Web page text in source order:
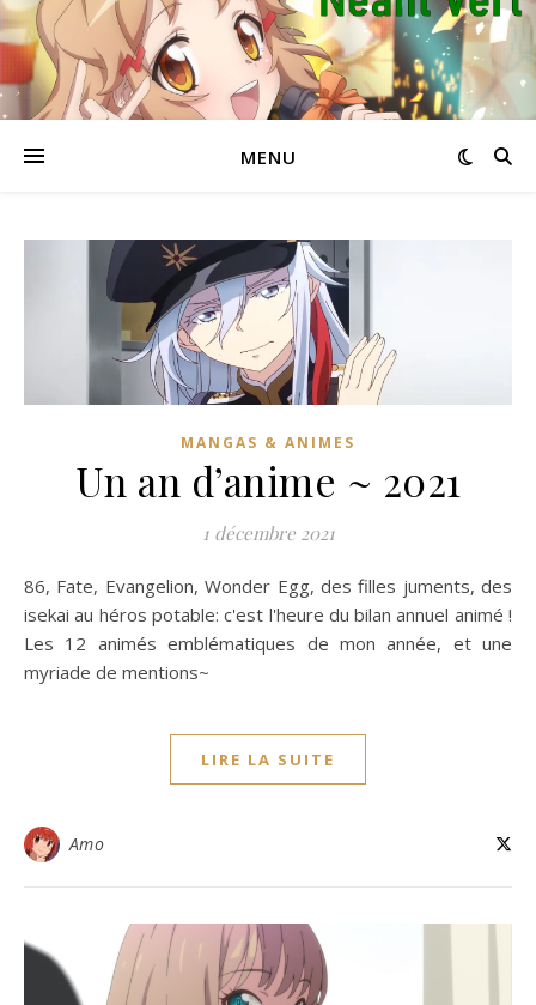
MENU
MANGAS & ANIMES
Un an d’anime ~ 2021
1 décembre 2021
86, Fate, Evangelion, Wonder Egg, des filles juments, des
isekai au héros potable: c'est l'heure du bilan annuel animé !
Les 12 animés emblématiques de mon année, et une
myriade de mentions~
LIRE LA SUITE
Amo